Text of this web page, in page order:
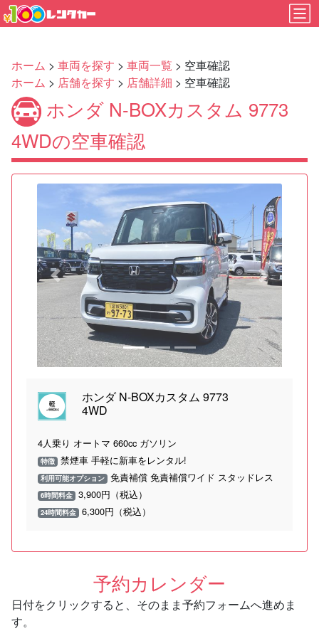
ホーム > 車両を探す > 車両一覧 > 空車確認
ホーム > 店舗を探す > 店舗詳細 > 空車確認
ホンダ N-BOXカスタム 9773
4WDの空車確認
Previous Next
ホンダ N-BOXカスタム 9773
4WD
4人乗り オートマ 660cc ガソリン
特徴 禁煙車 手軽に新車をレンタル!
利用可能オプション 免責補償 免責補償ワイド スタッドレス
6時間料金 3,900円（税込）
24時間料金 6,300円（税込）
予約カレンダー
日付をクリックすると、そのまま予約フォームへ進めま
す。